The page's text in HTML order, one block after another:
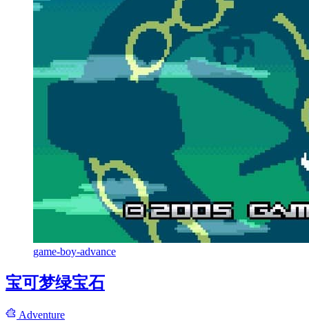
game-boy-advance
宝可梦绿宝石
Adventure